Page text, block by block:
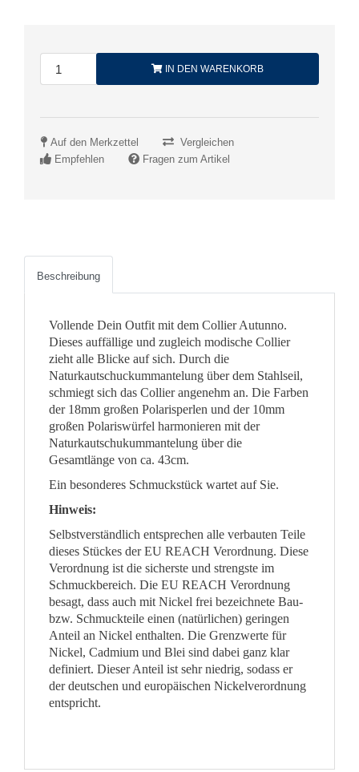
IN DEN WARENKORB
Auf den Merkzettel
Vergleichen
Empfehlen
Fragen zum Artikel
Beschreibung
Vollende Dein Outfit mit dem Collier Autunno.
Dieses auffällige und zugleich modische Collier
zieht alle Blicke auf sich. Durch die
Naturkautschuckummantelung über dem Stahlseil,
schmiegt sich das Collier angenehm an. Die Farben
der 18mm großen Polarisperlen und der 10mm
großen Polariswürfel harmonieren mit der
Naturkautschukummantelung über die
Gesamtlänge von ca. 43cm.
Ein besonderes Schmuckstück wartet auf Sie.
Hinweis:
Selbstverständlich entsprechen alle verbauten Teile
dieses Stückes der EU REACH Verordnung. Diese
Verordnung ist die sicherste und strengste im
Schmuckbereich. Die EU REACH Verordnung
besagt, dass auch mit Nickel frei bezeichnete Bau-
bzw. Schmuckteile einen (natürlichen) geringen
Anteil an Nickel enthalten. Die Grenzwerte für
Nickel, Cadmium und Blei sind dabei ganz klar
definiert. Dieser Anteil ist sehr niedrig, sodass er
der deutschen und europäischen Nickelverordnung
entspricht.